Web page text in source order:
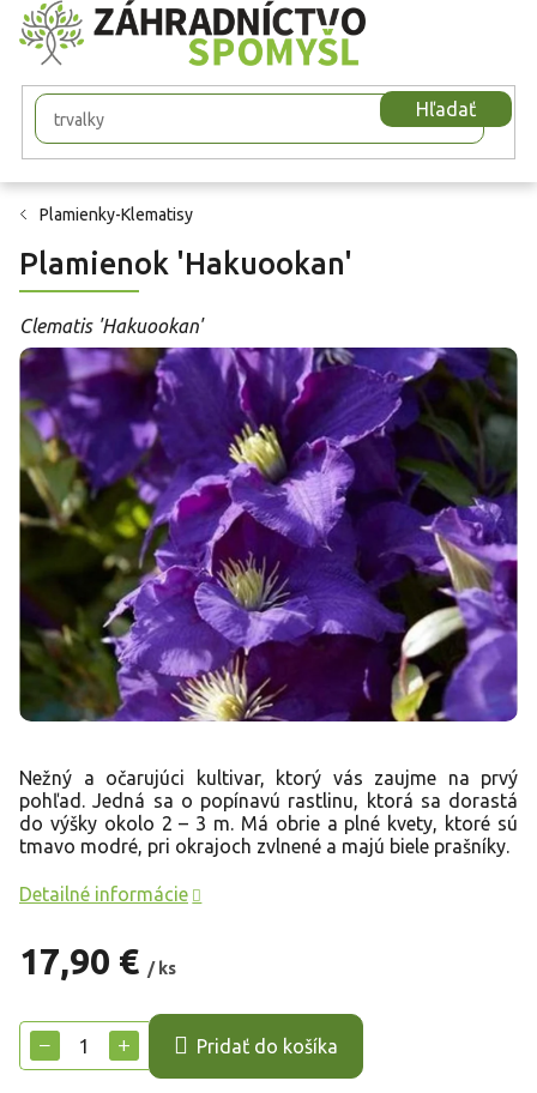
Prejsť
na
obsah
Hľadať
Plamienky-Klematisy
Plamienok 'Hakuookan'
Clematis 'Hakuookan'
17,90 € / ks
cena:
+
− Pridať do košíka
Nežný a očarujúci kultivar, ktorý vás zaujme na prvý
pohľad. Jedná sa o popínavú rastlinu, ktorá sa dorastá
do výšky okolo 2 – 3 m. Má obrie a plné kvety, ktoré sú
tmavo modré, pri okrajoch zvlnené a majú biele prašníky.
Detailné informácie